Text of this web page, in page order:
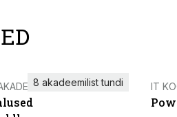
8 akadeemilist tundi IT